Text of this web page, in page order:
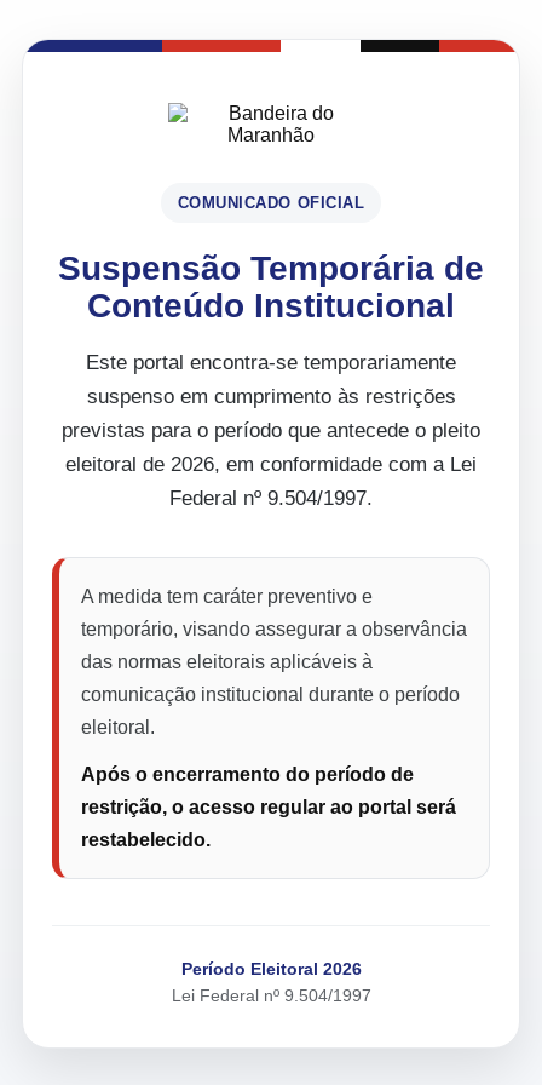
COMUNICADO OFICIAL
Suspensão Temporária de
Conteúdo Institucional
Este portal encontra-se temporariamente
suspenso em cumprimento às restrições
previstas para o período que antecede o pleito
eleitoral de 2026, em conformidade com a Lei
Federal nº 9.504/1997.
A medida tem caráter preventivo e
temporário, visando assegurar a observância
das normas eleitorais aplicáveis à
comunicação institucional durante o período
eleitoral.
Após o encerramento do período de
restrição, o acesso regular ao portal será
restabelecido.
Período Eleitoral 2026
Lei Federal nº 9.504/1997